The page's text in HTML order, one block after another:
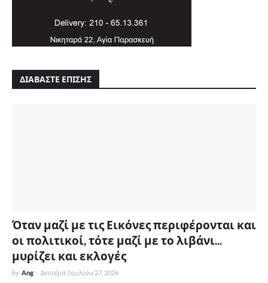
ΔΙΑΒΑΣΤΕ ΕΠΙΣΗΣ
Όταν μαζί με τις Εικόνες περιφέρονται και
οι πολιτικοί, τότε μαζί με το λιβάνι...
μυρίζει και εκλογές
by Ang - Δευτέρα, Ιουλίου 27, 2026